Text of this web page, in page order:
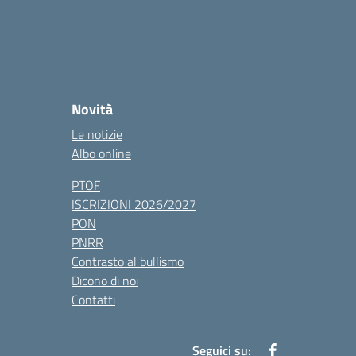
Novità
Le notizie
Albo online
PTOF
ISCRIZIONI 2026/2027
PON
PNRR
Contrasto al bullismo
Dicono di noi
Contatti
Seguici su: